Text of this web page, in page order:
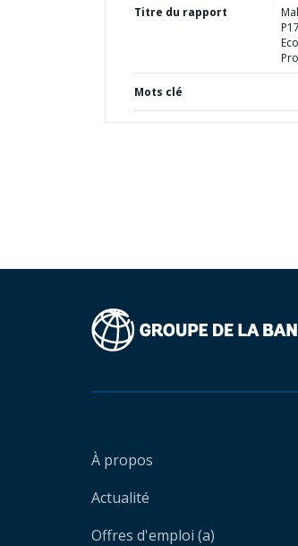
Titre du rapport
Mots clé
À propos
Actualité
Offres d'emploi (a)